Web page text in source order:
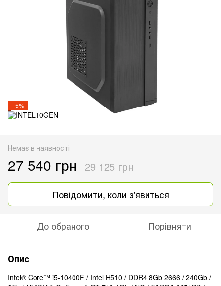
−5%
Немає в наявності
27 540 грн 29 125 грн
Повідомити, коли з'явиться
До обраного Порівняти
Опис
Intel® Core™ i5-10400F / Intel H510 / DDR4 8Gb 2666 / 240Gb /